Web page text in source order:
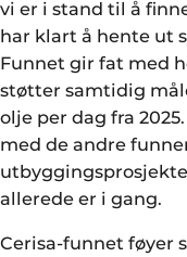
vi er i stand til å
har klart å hente ut
Funnet gir fat med
støtter samtidig
olje per dag fra 2025.
med de andre
allerede er i gang.
Cerisa-funnet føyer